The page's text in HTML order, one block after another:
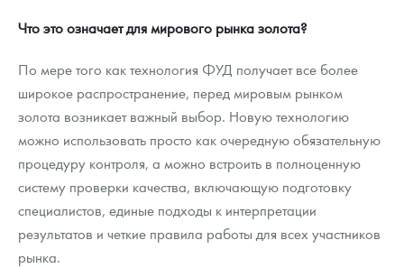
Что это означает для мирового рынка золота?
По мере того как технология ФУД получает все более
широкое распространение, перед мировым рынком
золота возникает важный выбор. Новую технологию
можно использовать просто как очередную обязательную
процедуру контроля, а можно встроить в полноценную
систему проверки качества, включающую подготовку
специалистов, единые подходы к интерпретации
результатов и четкие правила работы для всех участников
рынка.